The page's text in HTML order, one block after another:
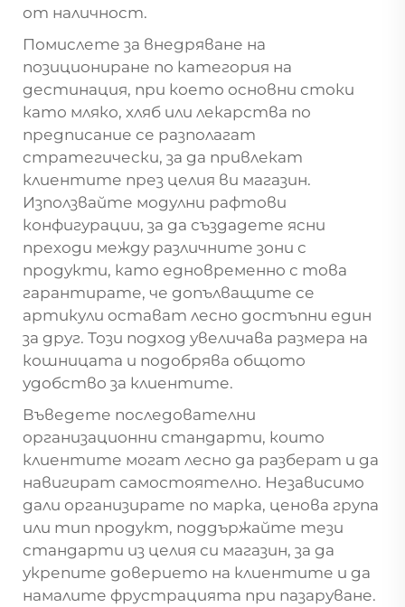
от наличност.
Помислете за внедряване на
позициониране по категория на
дестинация, при което основни стоки
като мляко, хляб или лекарства по
предписание се разполагат
стратегически, за да привлекат
клиентите през целия ви магазин.
Използвайте модулни рафтови
конфигурации, за да създадете ясни
преходи между различните зони с
продукти, като едновременно с това
гарантирате, че допълващите се
артикули остават лесно достъпни един
за друг. Този подход увеличава размера на
кошницата и подобрява общото
удобство за клиентите.
Въведете последователни
организационни стандарти, които
клиентите могат лесно да разберат и да
навигират самостоятелно. Независимо
дали организирате по марка, ценова група
или тип продукт, поддържайте тези
стандарти из целия си магазин, за да
укрепите доверието на клиентите и да
намалите фрустрацията при пазаруване.